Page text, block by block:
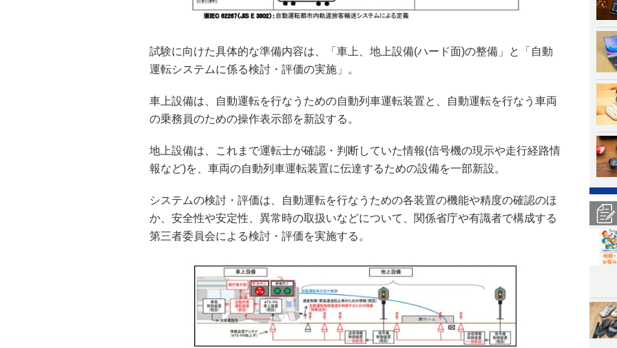
試験に向けた具体的な準備内容は、「車上、地上設備(ハード面)の整備」と「自動
運転システムに係る検討・評価の実施」。
車上設備は、自動運転を行なうための自動列車運転装置と、自動運転を行なう車両
の乗務員のための操作表示部を新設する。
地上設備は、これまで運転士が確認・判断していた情報(信号機の現示や走行経路情
報など)を、車両の自動列車運転装置に伝達するための設備を一部新設。
システムの検討・評価は、自動運転を行なうための各装置の機能や精度の確認のほ
か、安全性や安定性、異常時の取扱いなどについて、関係省庁や有識者で構成する
第三者委員会による検討・評価を実施する。